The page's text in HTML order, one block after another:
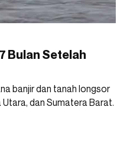
Bulan Setelah
banjir dan tanah longsor
dan Sumatera Barat.